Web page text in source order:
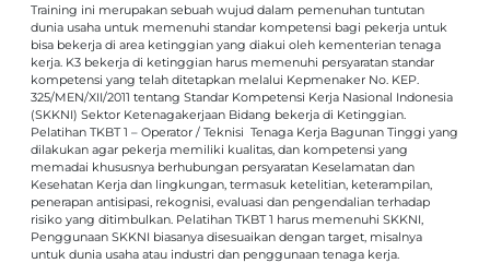
Training ini merupakan sebuah wujud dalam pemenuhan tuntutan
dunia usaha untuk memenuhi standar kompetensi bagi pekerja untuk
bisa bekerja di area ketinggian yang diakui oleh kementerian tenaga
kerja. K3 bekerja di ketinggian harus memenuhi persyaratan standar
kompetensi yang telah ditetapkan melalui Kepmenaker No. KEP.
325/MEN/XII/2011 tentang Standar Kompetensi Kerja Nasional Indonesia
(SKKNI) Sektor Ketenagakerjaan Bidang bekerja di Ketinggian.
Pelatihan TKBT 1 – Operator / Teknisi Tenaga Kerja Bagunan Tinggi yang
dilakukan agar pekerja memiliki kualitas, dan kompetensi yang
memadai khususnya berhubungan persyaratan Keselamatan dan
Kesehatan Kerja dan lingkungan, termasuk ketelitian, keterampilan,
penerapan antisipasi, rekognisi, evaluasi dan pengendalian terhadap
risiko yang ditimbulkan. Pelatihan TKBT 1 harus memenuhi SKKNI,
Penggunaan SKKNI biasanya disesuaikan dengan target, misalnya
untuk dunia usaha atau industri dan penggunaan tenaga kerja.